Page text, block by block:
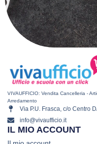
VIVAUFFICIO: Vendita Cancelleria -
Arredamento
Via P.U. Frasca, c/o Centro
info@vivaufficio.it
IL MIO ACCOUNT